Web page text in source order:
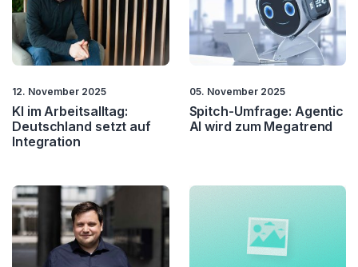
12. November 2025
KI im Arbeitsalltag:
Deutschland setzt auf
Integration
05. November 2025
Spitch-Umfrage: Agentic
AI wird zum Megatrend